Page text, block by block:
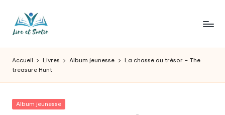
L
ir
e
e
pour
goûts,
des
Accueil Livres Album jeunesse
La chasse au trésor – The
treasure Hunt
Posted
Album jeunesse